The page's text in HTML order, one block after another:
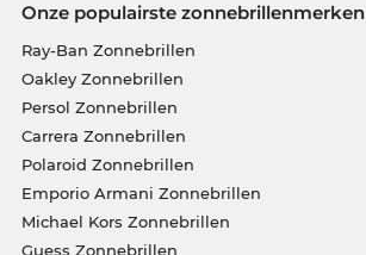
Onze populairste zonnebrillenmerken
Ray-Ban Zonnebrillen
Oakley Zonnebrillen
Persol Zonnebrillen
Carrera Zonnebrillen
Polaroid Zonnebrillen
Emporio Armani Zonnebrillen
Michael Kors Zonnebrillen
Guess Zonnebrillen